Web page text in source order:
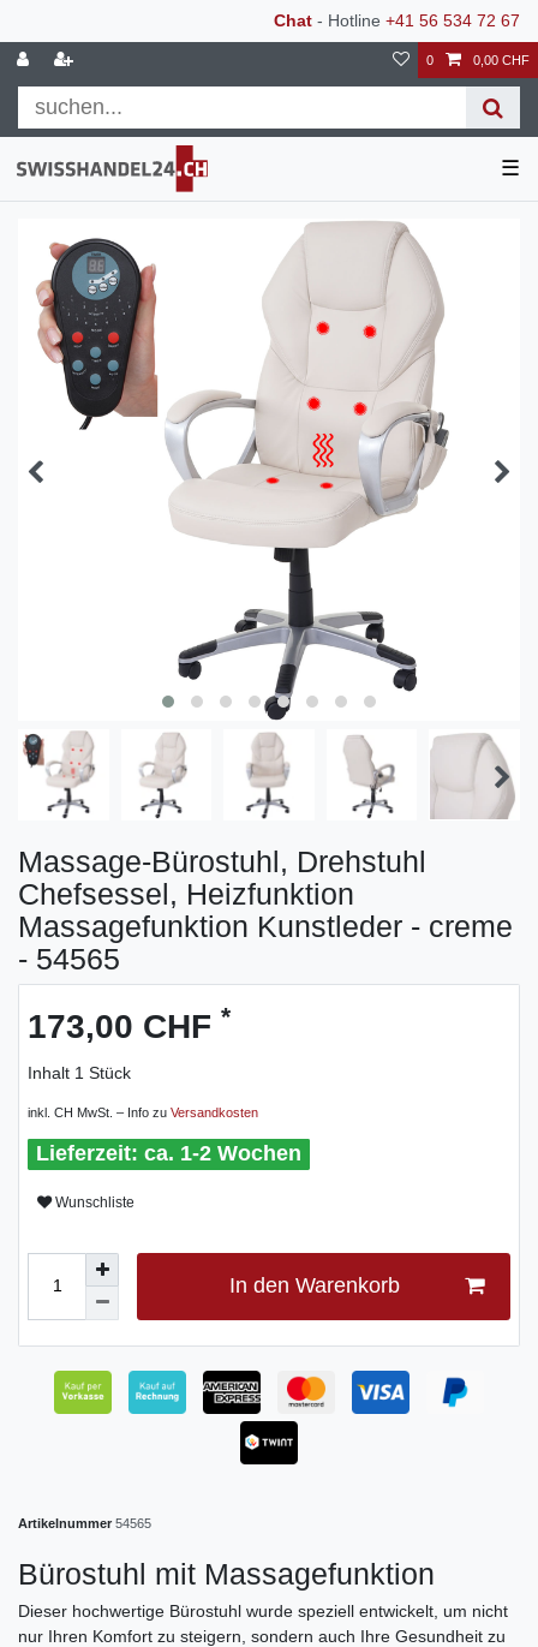
Chat - Hotline +41 56 534 72 67
0 0,00 CHF
☰
Massage-Bürostuhl, Drehstuhl
Chefsessel, Heizfunktion
Massagefunktion Kunstleder - creme
- 54565
173,00 CHF *
Inhalt 1 Stück
inkl. CH MwSt. – Info zu Versandkosten
ca. 1-2 Wochen
Wunschliste
In den Warenkorb
Artikelnummer 54565
Bürostuhl mit Massagefunktion
Dieser hochwertige Bürostuhl wurde speziell entwickelt, um nicht
nur Ihren Komfort zu steigern, sondern auch Ihre Gesundheit zu